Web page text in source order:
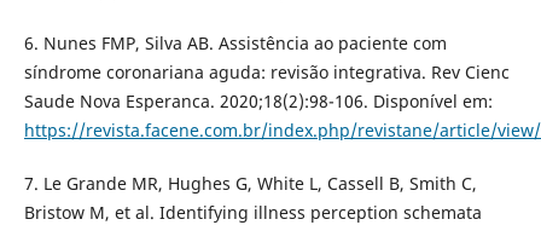
6. Nunes FMP, Silva AB. Assistência ao paciente com
síndrome coronariana aguda: revisão integrativa. Rev Cienc
Saude Nova Esperanca. 2020;18(2):98-106. Disponível em:
https://revista.facene.com.br/index.php/revistane/article/
7. Le Grande MR, Hughes G, White L, Cassell B, Smith C,
Bristow M, et al. Identifying illness perception schemata